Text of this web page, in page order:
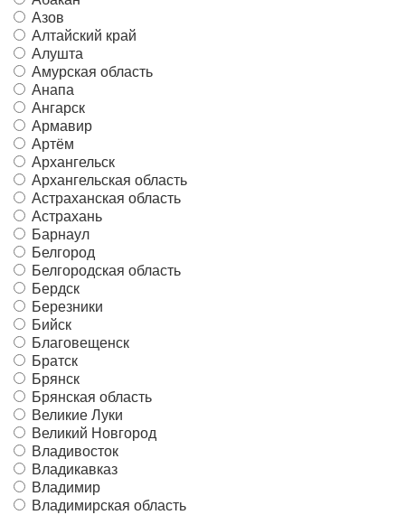
Азов
Алтайский край
Алушта
Амурская область
Анапа
Ангарск
Армавир
Артём
Архангельск
Архангельская область
Астраханская область
Астрахань
Барнаул
Белгород
Белгородская область
Бердск
Березники
Бийск
Благовещенск
Братск
Брянск
Брянская область
Великие Луки
Великий Новгород
Владивосток
Владикавказ
Владимир
Владимирская область